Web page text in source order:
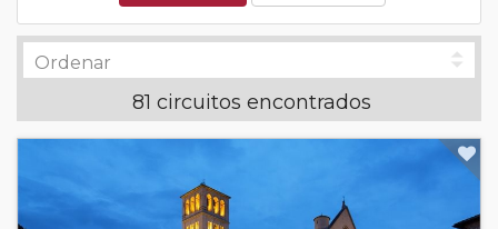
81 circuitos encontrados